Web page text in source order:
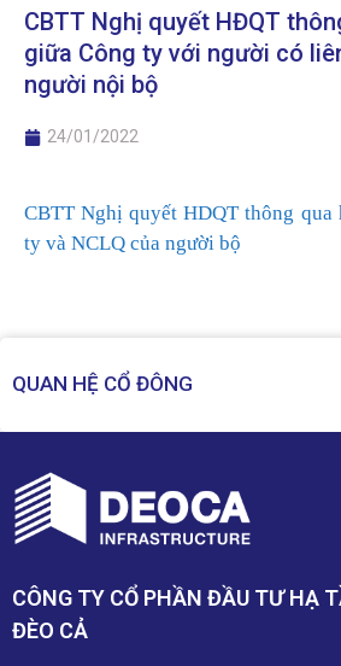
QUAN HỆ CỔ ĐÔNG
CBTT Nghị quyết HĐQT
giữa Công ty với người có
người nội bộ
24/01/2022
CBTT Nghị quyết HDQT thông qua
ty và NCLQ của người bộ
CÔNG TY CỔ PHẦN ĐẦU TƯ HẠ
ĐÈO CẢ